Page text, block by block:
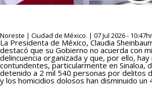
Noreste | Ciudad de México. | 07 Jul 2026 -
La Presidenta de México, Claudia
destacó que su Gobierno no acuerda con
delincuencia organizada y que, por ello,
contundentes, particularmente en Sinaloa,
detenido a 2 mil 540 personas por delitos
y los homicidios dolosos han disminuido un